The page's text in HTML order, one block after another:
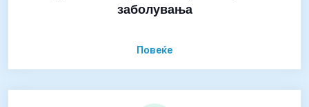
заболувања
Повеќе